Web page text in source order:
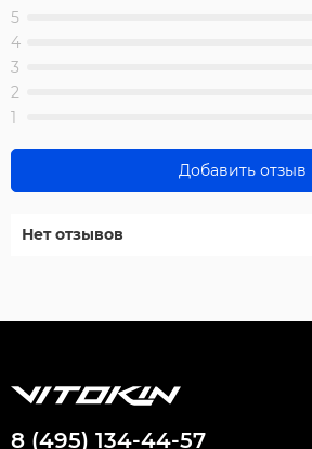
5
4
3
2
1
Добавить отзыв
Нет отзывов
8 (495) 134-44-57